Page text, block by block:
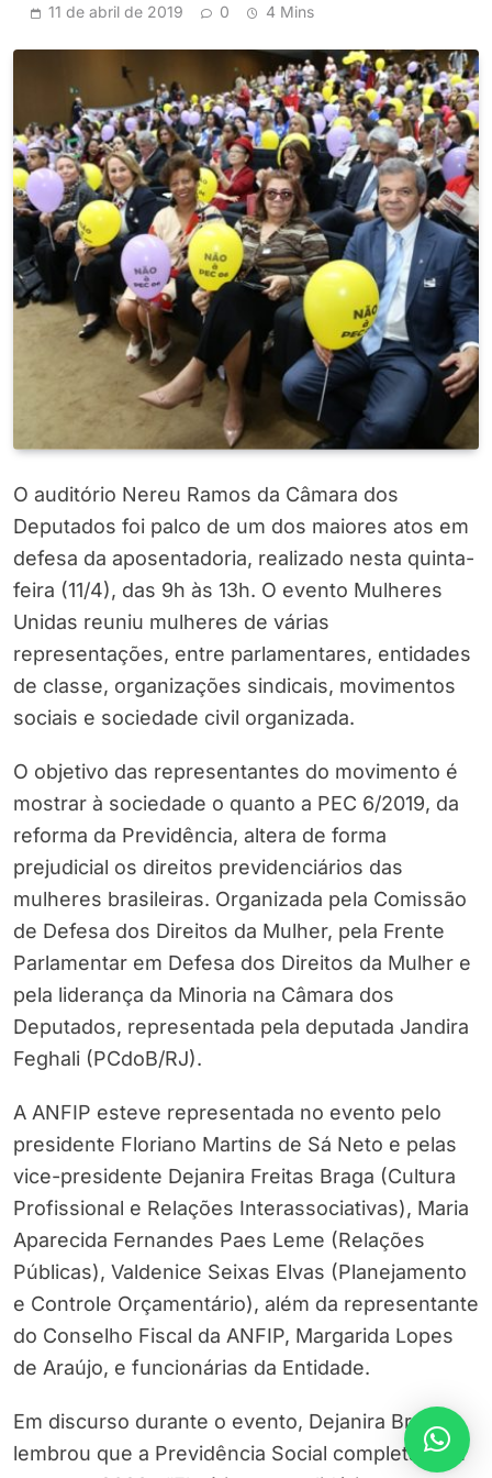
11 de abril de 2019 0 4 Mins
O auditório Nereu Ramos da Câmara dos
Deputados foi palco de um dos maiores atos em
defesa da aposentadoria, realizado nesta quinta-
feira (11/4), das 9h às 13h. O evento Mulheres
Unidas reuniu mulheres de várias
representações, entre parlamentares, entidades
de classe, organizações sindicais, movimentos
sociais e sociedade civil organizada.
O objetivo das representantes do movimento é
mostrar à sociedade o quanto a PEC 6/2019, da
reforma da Previdência, altera de forma
prejudicial os direitos previdenciários das
mulheres brasileiras. Organizada pela Comissão
de Defesa dos Direitos da Mulher, pela Frente
Parlamentar em Defesa dos Direitos da Mulher e
pela liderança da Minoria na Câmara dos
Deputados, representada pela deputada Jandira
Feghali (PCdoB/RJ).
A ANFIP esteve representada no evento pelo
presidente Floriano Martins de Sá Neto e pelas
vice-presidente Dejanira Freitas Braga (Cultura
Profissional e Relações Interassociativas), Maria
Aparecida Fernandes Paes Leme (Relações
Públicas), Valdenice Seixas Elvas (Planejamento
e Controle Orçamentário), além da representante
do Conselho Fiscal da ANFIP, Margarida Lopes
de Araújo, e funcionárias da Entidade.
Em discurso durante o evento, Dejanira Braga
lembrou que a Previdência Social completa cem